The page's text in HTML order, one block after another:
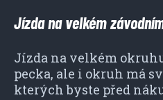
Jízda na velkém
Jízda na velkém
pecka, ale i okruh má
kterých byste před